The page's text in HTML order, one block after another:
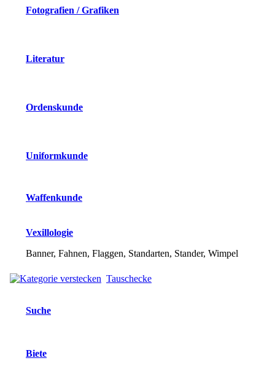
Fotografien / Grafiken
Literatur
Ordenskunde
Uniformkunde
Waffenkunde
Vexillologie
Banner, Fahnen, Flaggen, Standarten, Stander, Wimpel
Tauschecke
Suche
Biete